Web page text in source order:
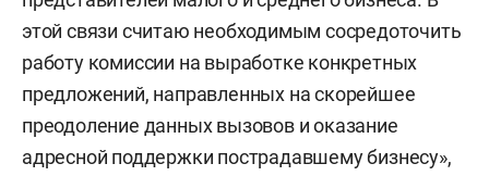
этой связи считаю необходимым сосредоточить
работу комиссии на выработке конкретных
предложений, направленных на скорейшее
преодоление данных вызовов и оказание
адресной поддержки пострадавшему бизнесу»,